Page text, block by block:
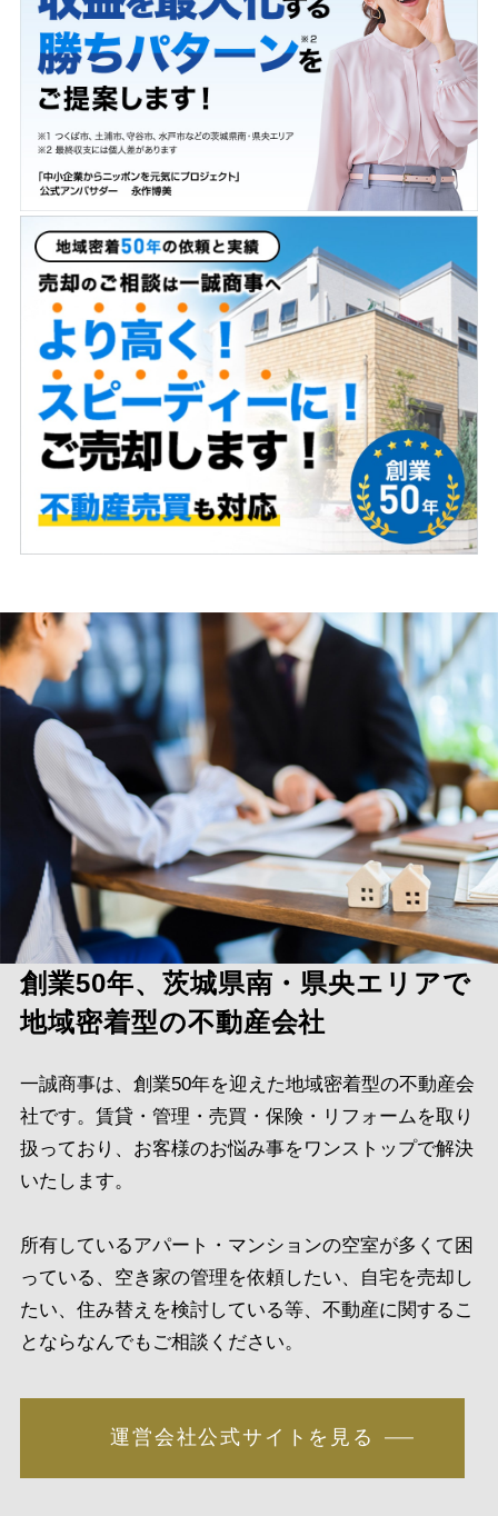
創業50年、茨城県南・県央エリアで
地域密着型の不動産会社
一誠商事は、創業50年を迎えた地域密着型の不動産会
社です。賃貸・管理・売買・保険・リフォームを取り
扱っており、お客様のお悩み事をワンストップで解決
いたします。
所有しているアパート・マンションの空室が多くて困
っている、空き家の管理を依頼したい、自宅を売却し
たい、住み替えを検討している等、不動産に関するこ
とならなんでもご相談ください。
運営会社公式サイトを見る